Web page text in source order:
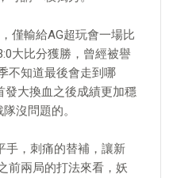
僅輸給AG超玩會一場比
大比分獲勝，曾經被譽
不知道最後會走到哪
發大換血之後成績更加穩
沒問題的。
手，刺痛的替補，讓新
前兩局的打法來看，妖